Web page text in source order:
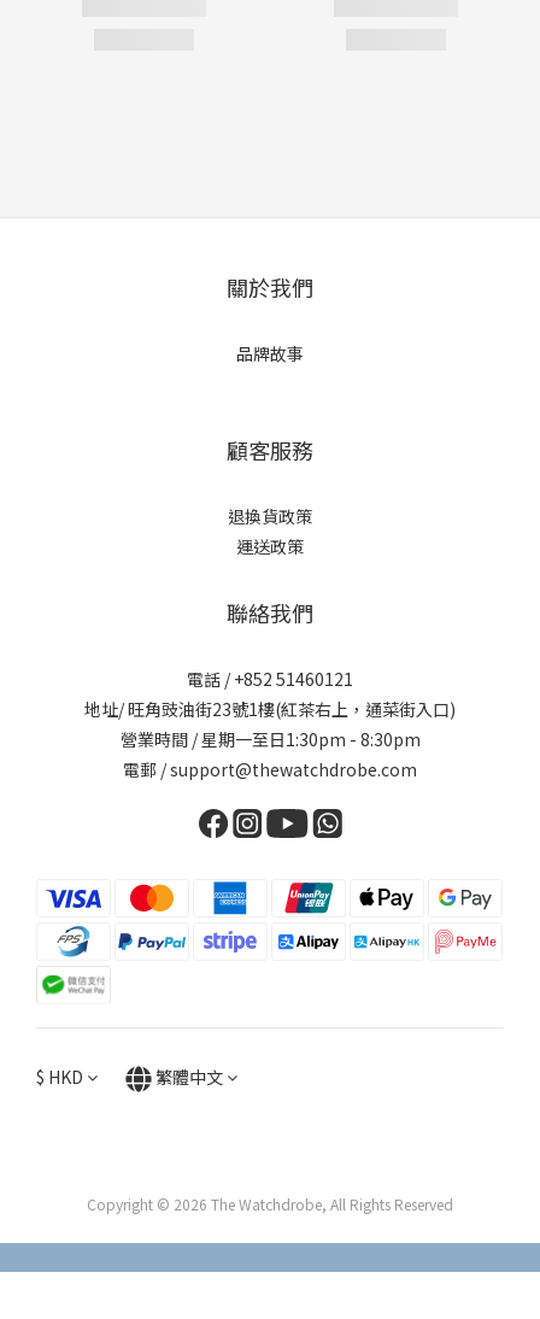
關於我們
品牌故事
顧客服務
退換貨政策
運送政策
聯絡我們
電話 / +852 51460121
地址/ 旺角豉油街23號1樓(紅茶右上，通菜街入口)
營業時間 / 星期一至日1:30pm - 8:30pm
電郵 / support@thewatchdrobe.com
$ HKD 繁體中文
Copyright © 2026 The Watchdrobe, All Rights Reserved